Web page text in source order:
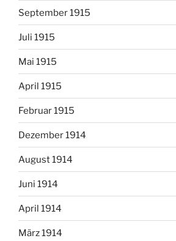
September 1915
Juli 1915
Mai 1915
April 1915
Februar 1915
Dezember 1914
August 1914
Juni 1914
April 1914
März 1914